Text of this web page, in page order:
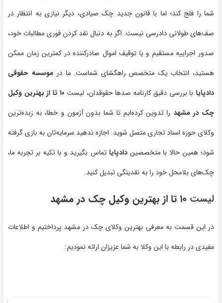
شما را فلج کند؛ اما با قانون جدید چک صیادی، دیگر نیازی به انتظار در
صف‌های طولانی دادرسی نیست. اگر به دنبال نقد کردن فوری مطالبات خود،
صدور اجراییه مستقیم و یا توقیف اموال صادرکننده در کمترین زمان ممکن
هستید، انتخاب یک متخصص راهگشای شماست. ما در موسسه حقوقی
دادپایا با بررسی دقیق کارنامه صدها حقوقدان، لیست
۱۰ تا از بهترین وکیل
چک در مشهد را تدوین کرده‌ایم تا شما بدون آزمون و خطا، به زبده‌ترین
وکلای حوزه اسناد تجاری متصل شوید. اجازه ندهید سرمایه‌تان به بازی گرفته
شود؛ همین حالا با متخصصیندادپایا تماس بگیرید و با تکیه بر تجربه ما،
چک‌های بلامحل خود را به نقدینگی تبدیل کنید.
لیست ۱۰ تا از بهترین وکیل چک در مشهد
در این قسمت به معرفی بهترین وکلای چک در مشهد پرداختیم و اطلاعات
مفیدی در رابطه با این وکلا به شما عزیزان ارائه نمودیم: